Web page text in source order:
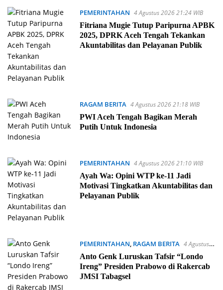
PEMERINTAHAN 4 Agustus 2026 21:24 WIB
Fitriana Mugie Tutup Paripurna APBK
2025, DPRK Aceh Tengah Tekankan
Akuntabilitas dan Pelayanan Publik
RAGAM BERITA 4 Agustus 2026 21:18 WIB
PWI Aceh Tengah Bagikan Merah
Putih Untuk Indonesia
PEMERINTAHAN 4 Agustus 2026 21:10 WIB
Ayah Wa: Opini WTP ke-11 Jadi
Motivasi Tingkatkan Akuntabilitas dan
Pelayanan Publik
PEMERINTAHAN, RAGAM BERITA 4 Agustus
2026 21:02 WIB
Anto Genk Luruskan Tafsir “Londo
Ireng” Presiden Prabowo di Rakercab
JMSI Tabagsel